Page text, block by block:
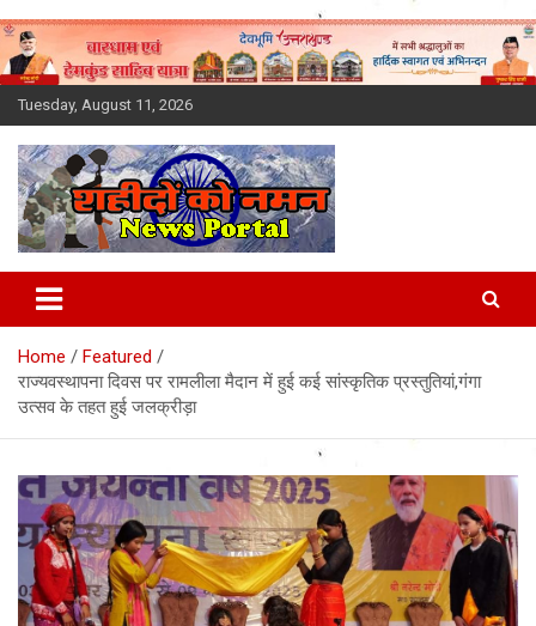
Skip
to
content
Tuesday, August 11, 2026
Latest News Today, Breaking
News, Uttarakhand News in
Hindi
Home
Featured
राज्यवस्थापना दिवस पर रामलीला मैदान में हुई कई सांस्कृतिक प्रस्तुतियां,गंगा
उत्सव के तहत हुई जलक्रीड़ा